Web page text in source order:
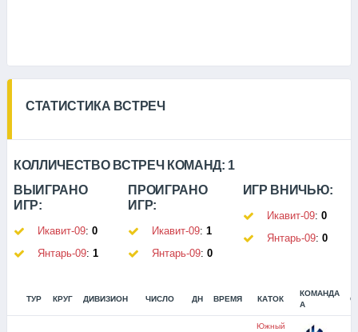
СТАТИСТИКА ВСТРЕЧ
КОЛЛИЧЕСТВО ВСТРЕЧ КОМАНД: 1
ВЫИГРАНО
ИГР:
Икавит-09: 0
Янтарь-09: 1
ПРОИГРАНО
ИГР:
Икавит-09:1
Янтарь-09:0
ИГР ВНИЧЬЮ:
Икавит-09: 0
Янтарь-09: 0
ТУР КРУГ ДИВИЗИОН ЧИСЛО ДН ВРЕМЯ КАТОК
КОМАНДА
А
Южный